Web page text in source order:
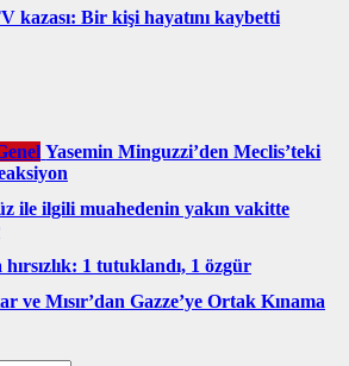
kazası: Bir kişi hayatını kaybetti
Yasemin Minguzzi’den Meclis’teki
ile ilgili muahedenin yakın vakitte
hırsızlık: 1 tutuklandı, 1 özgür
ve Mısır’dan Gazze’ye Ortak Kınama